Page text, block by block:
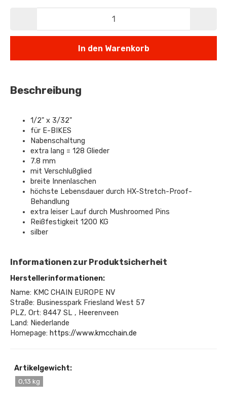
In den Warenkorb
Beschreibung
1/2" x 3/32"
für E-BIKES
Nabenschaltung
extra lang = 128 Glieder
7.8 mm
mit Verschlußglied
breite Innenlaschen
höchste Lebensdauer durch HX-Stretch-Proof-
Behandlung
extra leiser Lauf durch Mushroomed Pins
Reißfestigkeit 1200 KG
silber
Informationen zur Produktsicherheit
Herstellerinformationen:
Name: KMC CHAIN EUROPE NV
Straße: Businesspark Friesland West 57
PLZ, Ort: 8447 SL , Heerenveen
Land: Niederlande
Homepage: https://www.kmcchain.de
Artikelgewicht:
0,13 kg